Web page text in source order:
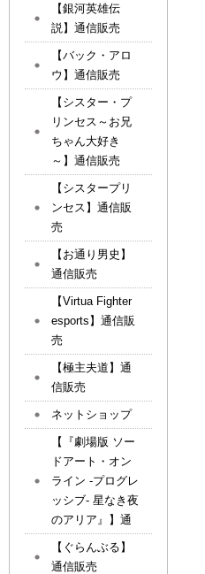
【銀河英雄伝
説】通信販売
【バック・アロ
ウ】通信販売
【シスター・プ
リンセス～お兄
ちゃん大好き
～】通信販売
【シスタープリ
ンセス】通信販
売
【お通り男史】
通信販売
【Virtua Fighter
esports】通信販
売
【極主夫道】通
信販売
ネットショップ
【『劇場版 ソー
ドアート・オン
ライン -プログレ
ッシブ- 星なき夜
のアリア』】通
【ぐらんぶる】
通信販売